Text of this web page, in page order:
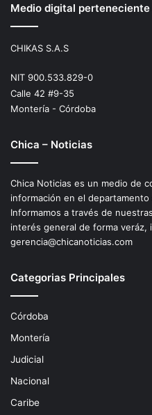
Medio digital perteneciente
CHIKAS S.A.S
NIT 900.533.829-0
Calle 42 #9-35
Montería - Córdoba
Chica – Noticias
Chica Noticias es un medio de
información en el
Informamos a través de
interés general de forma veráz,
gerencia@chicanoticias.com
Categorias Principales
Córdoba
Montería
Judicial
Nacional
Caribe